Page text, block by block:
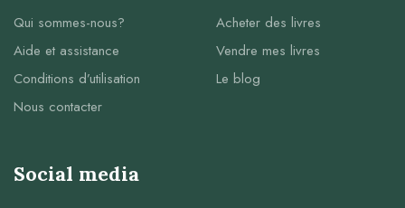
Qui sommes-nous?
Aide et assistance
Conditions d’utilisation
Nous contacter
Acheter des livres
Vendre mes livres
Le blog
Social media